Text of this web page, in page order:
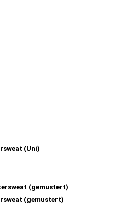
(Uni)
(gemustert)
(gemustert)